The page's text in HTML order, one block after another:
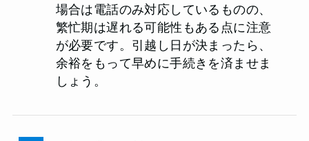
場合は電話のみ対応しているものの、
繁忙期は遅れる可能性もある点に注意
が必要です。引越し日が決まったら、
余裕をもって早めに手続きを済ませま
しょう。